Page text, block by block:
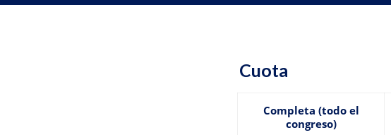
Cuota
Completa (todo el
congreso)